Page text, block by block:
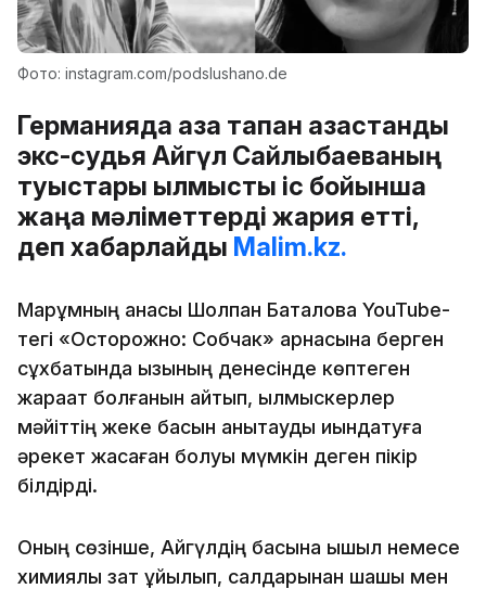
Фото: instagram.com/podslushano.de
Германияда қаза тапқан қазақстандық
экс-судья Айгүл Сайлыбаеваның
туыстары қылмыстық іс бойынша
жаңа мәліметтерді жария етті,
деп хабарлайды Malim.kz.
Марқұмның анасы Шолпан Батқалова YouTube-
тегі «Осторожно: Собчак» арнасына берген
сұхбатында қызының денесінде көптеген
жарақат болғанын айтып, қылмыскерлер
мәйіттің жеке басын анықтауды қиындатуға
әрекет жасаған болуы мүмкін деген пікір
білдірді.
Оның сөзінше, Айгүлдің басына қышқыл немесе
химиялық зат құйылып, салдарынан шашы мен